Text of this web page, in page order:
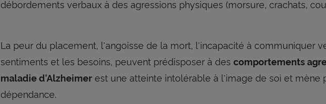
débordements verbaux à des agressions physiques (morsure, crachats,
La peur du placement, l'angoisse de la mort, l'incapacité à communiquer
sentiments et les besoins, peuvent prédisposer à des comportements
maladie d'Alzheimer est une atteinte intolérable à l'image de soi et mène
dépendance.